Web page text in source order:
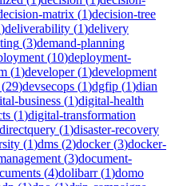
matrix (1)decision-tree
)deliverability (1)delivery
(3)demand-planning
(10)deployment-
(1)developer(1)development
(29)devsecops (1)dgfip (1)dian
business (1)digital-health
(1)digital-transformation
directquery (1)disaster-recovery
(1)dms (2)docker(3)docker-
(3)document-
(4)dolibarr(1)domo